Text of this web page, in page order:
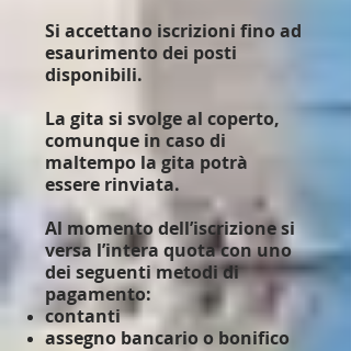
Si accettano iscrizioni fino ad
esaurimento dei posti
disponibili.
La gita si svolge al coperto,
comunque in caso di
maltempo la gita potrà
essere rinviata.
Al momento dell’iscrizione si
versa l’intera quota con uno
dei seguenti metodi di
pagamento:
contanti
assegno bancario o bonifico